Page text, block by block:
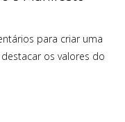
para criar uma
os valores do